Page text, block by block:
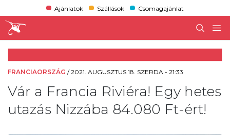
Ajánlatok Szállások Csomagajánlat
FRANCIAORSZÁG /2021. AUGUSZTUS 18. SZERDA - 21:33
Vár a Francia Riviéra! Egy hetes
utazás Nizzába 84.080 Ft-ért!